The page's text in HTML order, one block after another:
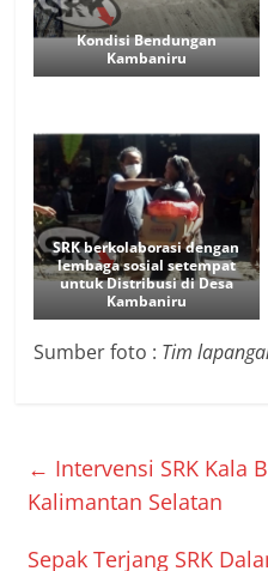
Kondisi Bendungan
Kambaniru
SRK berkolaborasi dengan
lembaga sosial setempat
untuk Distribusi di Desa
Kambaniru
Sumber foto : Tim
← Intervensi SRK Kala
Kalimantan Selatan
Sepak Terjang SRK